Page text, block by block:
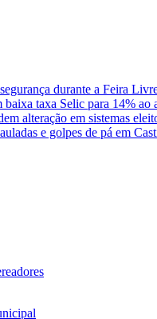
durante a Feira
taxa Selic para 14% ao
alteração em sistemas
e golpes de pá em